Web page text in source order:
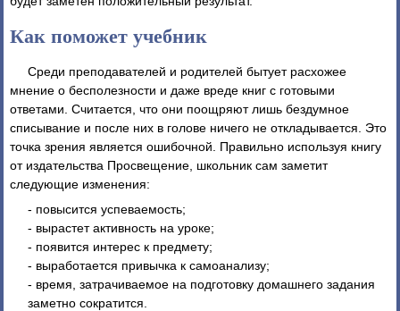
Как поможет учебник
Среди преподавателей и родителей бытует расхожее
мнение о бесполезности и даже вреде книг с готовыми
ответами. Считается, что они поощряют лишь бездумное
списывание и после них в голове ничего не откладывается. Это
точка зрения является ошибочной. Правильно используя книгу
от издательства Просвещение, школьник сам заметит
следующие изменения:
- повысится успеваемость;
- вырастет активность на уроке;
- появится интерес к предмету;
- выработается привычка к самоанализу;
- время, затрачиваемое на подготовку домашнего задания
заметно сократится.